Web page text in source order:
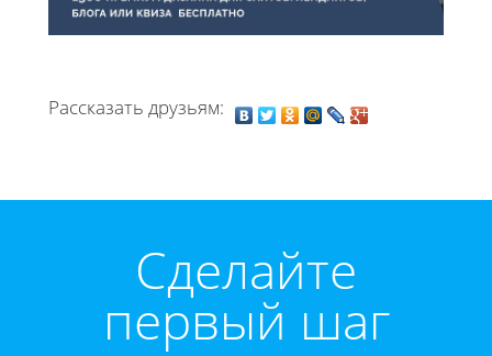
Рассказать друзьям:
Cделайте
первый шаг